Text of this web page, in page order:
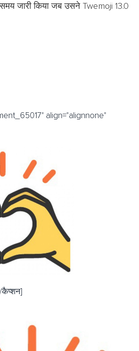
जारी किया जब उसने Twemoji 13.0
align="alignnone"
कैप्शन]